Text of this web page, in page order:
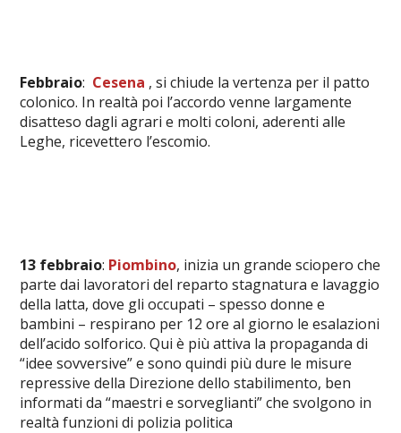
Febbraio: Cesena , si chiude la vertenza per il patto
colonico. In realtà poi l’accordo venne largamente
disatteso dagli agrari e molti coloni, aderenti alle
Leghe, ricevettero l’escomio.
13 febbraio: Piombino, inizia un grande sciopero che
parte dai lavoratori del reparto stagnatura e lavaggio
della latta, dove gli occupati – spesso donne e
bambini – respirano per 12 ore al giorno le esalazioni
dell’acido solforico. Qui è più attiva la propaganda di
“idee sovversive” e sono quindi più dure le misure
repressive della Direzione dello stabilimento, ben
informati da “maestri e sorveglianti” che svolgono in
realtà funzioni di polizia politica